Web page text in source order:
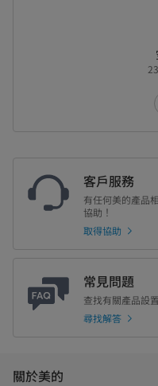
客戶服務
有任何美的產品
協助！
取得協助
常見問題
查找有關產品設
尋找解答
關於美的